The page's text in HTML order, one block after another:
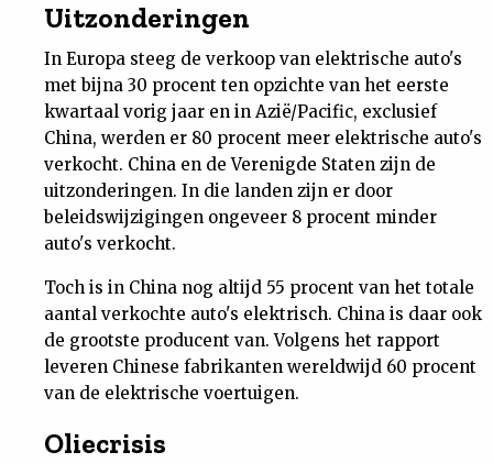
Nieuwsbrief
Contact
Uitzonderingen
In Europa steeg de verkoop van elektrische auto's
met bijna 30 procent ten opzichte van het eerste
kwartaal vorig jaar en in Azië/Pacific, exclusief
China, werden er 80 procent meer elektrische auto's
verkocht. China en de Verenigde Staten zijn de
uitzonderingen. In die landen zijn er door
beleidswijzigingen ongeveer 8 procent minder
auto's verkocht.
Toch is in China nog altijd 55 procent van het totale
aantal verkochte auto's elektrisch. China is daar ook
de grootste producent van. Volgens het rapport
leveren Chinese fabrikanten wereldwijd 60 procent
van de elektrische voertuigen.
Oliecrisis